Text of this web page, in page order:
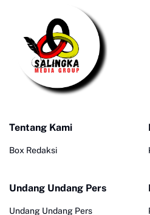
Tentang Kami
Box Redaksi
Undang Undang Pers
Undang Undang Pers